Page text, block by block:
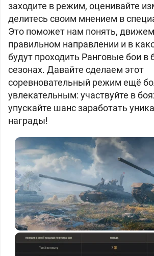
заходите в режим, оценивайте
делитесь своим мнением в
Это поможет нам понять,
правильном направлении и в
будут проходить Ранговые бои в
сезонах. Давайте сделаем этот
соревновательный режим ещё
увлекательным: участвуйте в
упускайте шанс заработать
награды!